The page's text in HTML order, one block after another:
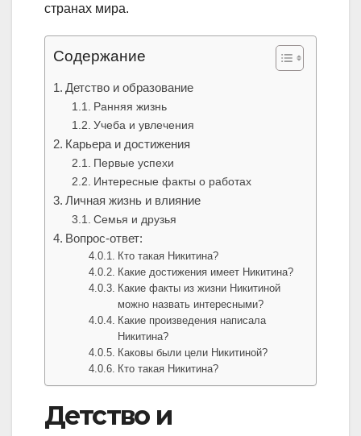
странах мира.
Содержание
Детство и образование
Ранняя жизнь
Учеба и увлечения
Карьера и достижения
Первые успехи
Интересные факты о работах
Личная жизнь и влияние
Семья и друзья
Вопрос-ответ:
Кто такая Никитина?
Какие достижения имеет Никитина?
Какие факты из жизни Никитиной
можно назвать интересными?
Какие произведения написала
Никитина?
Каковы были цели Никитиной?
Кто такая Никитина?
Детство и